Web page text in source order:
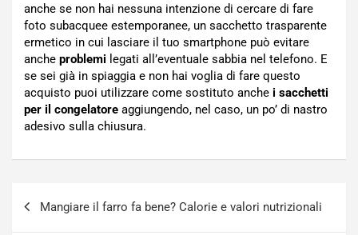
anche se non hai nessuna intenzione di cercare di fare
foto subacquee estemporanee, un sacchetto trasparente
ermetico in cui lasciare il tuo smartphone può evitare
anche problemi legati all’eventuale sabbia nel telefono. E
se sei già in spiaggia e non hai voglia di fare questo
acquisto puoi utilizzare come sostituto anche i sacchetti
per il congelatore aggiungendo, nel caso, un po’ di nastro
adesivo sulla chiusura.
articoli
Mangiare il farro fa bene? Calorie e valori nutrizionali